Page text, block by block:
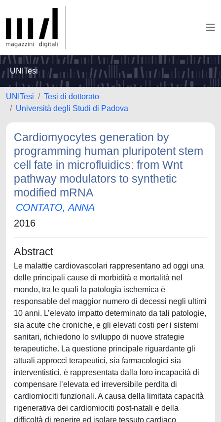
UNITesi
UNITesi
Tesi di dottorato
Università degli Studi di Padova
Cardiomyocytes generation by
programming human pluripotent stem
cell fate in microfluidics: from Wnt
pathway modulators to synthetic
modified mRNA
CONTATO, ANNA
2016
Abstract
Le malattie cardiovascolari rappresentano ad oggi una
delle principali cause di morbidità e mortalità nel
mondo, tra le quali la patologia ischemica è
responsable del maggior numero di decessi negli ultimi
10 anni. L’elevato impatto determinato da tali patologie,
sia acute che croniche, e gli elevati costi per i sistemi
sanitari, richiedono lo sviluppo di nuove strategie
terapeutiche. La questione principale riguardante gli
attuali approcci terapeutici, sia farmacologici sia
interventistici, è rappresentata dalla loro incapacità di
compensare l’elevata ed irreversibile perdita di
cardiomiociti funzionali. A causa della limitata capacità
rigenerativa dei cardiomiociti post-natali e della
difficoltà di reperire ed isolare tessuto cardiaco